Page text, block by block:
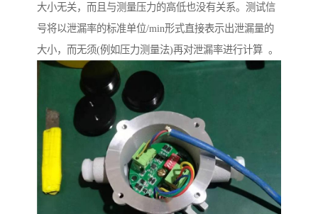
大小无关，而且与测量压力的高低也没有关系。测试信
号将以泄漏率的标准单位/min形式直接表示出泄漏量的
大小，而无须(例如压力测量法)再对泄漏率进行计算 。